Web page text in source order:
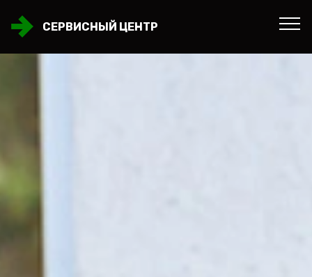
СЕРВИСНЫЙ ЦЕНТР